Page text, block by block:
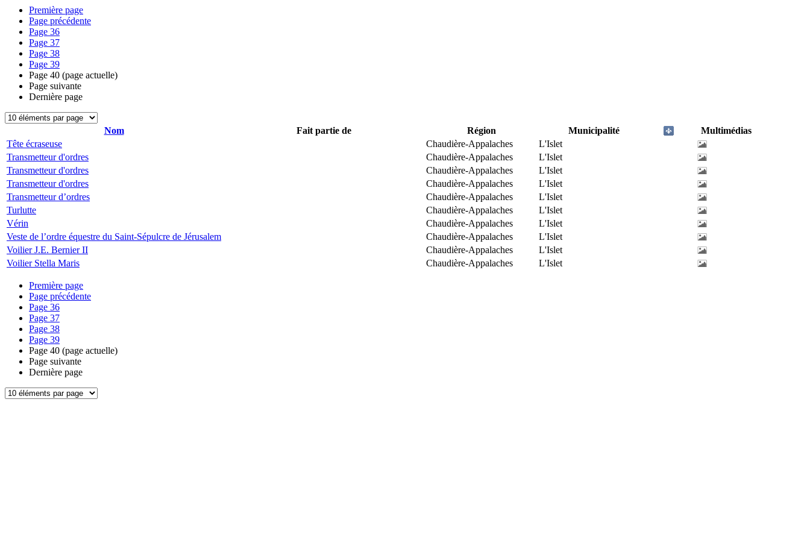
Première page
Page précédente
Page 36
Page 37
Page 38
Page 39
Page 40 (page actuelle)
Page suivante
Dernière page
Nom Fait partie de Région Municipalité
Multimédias
Tête écraseuse
Chaudière-Appalaches
L'Islet
Transmetteur d'ordres
Chaudière-Appalaches
L'Islet
Transmetteur d'ordres
Chaudière-Appalaches
L'Islet
Transmetteur d'ordres
Chaudière-Appalaches
L'Islet
Transmetteur d’ordres
Chaudière-Appalaches
L'Islet
Turlutte
Chaudière-Appalaches
L'Islet
Vérin
Chaudière-Appalaches
L'Islet
Veste de l’ordre équestre du Saint-Sépulcre de Jérusalem
Chaudière-Appalaches
L'Islet
Voilier J.E. Bernier II
Chaudière-Appalaches
L'Islet
Voilier Stella Maris
Chaudière-Appalaches L'Islet
Première page
Page précédente
Page 36
Page 37
Page 38
Page 39
Page 40 (page actuelle)
Page suivante
Dernière page